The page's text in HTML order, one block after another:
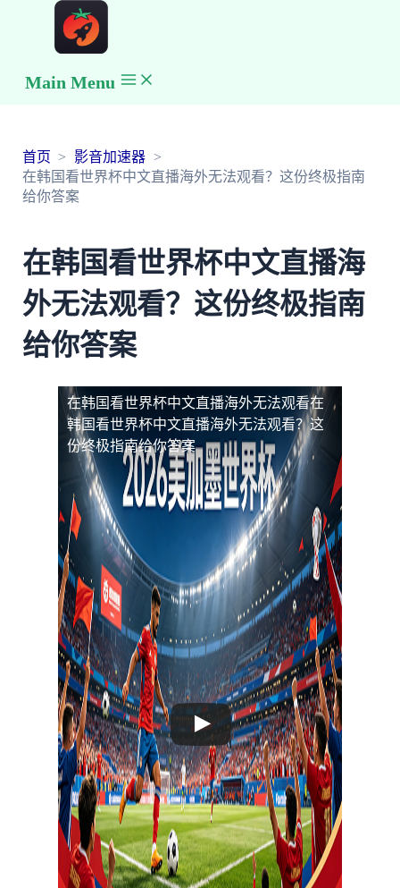
Main Menu
首页
影音加速器
在韩国看世界杯中文直播海外无法观看？这份终极指南
给你答案
在韩国看世界杯中文直播海
外无法观看？这份终极指南
给你答案
在韩国看世界杯中文直播海外无法观看在
韩国看世界杯中文直播海外无法观看？这
份终极指南给你答案